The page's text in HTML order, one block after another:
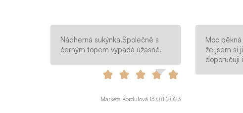
Nádherná sukýnka.Společně s
černým topem vypadá úžasně.
Markéta Kordulová 13.08.2023
Moc
že jsem si
doporučuji